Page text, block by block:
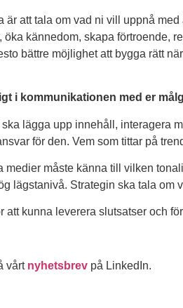
är att tala om vad ni vill uppnå
öka kännedom, skapa förtroende,
bättre möjlighet att bygga rätt
i kommunikationen med er
lägga upp innehåll, interagera
för den. Vem som tittar på
medier måste känna till vilken
lägstanivå. Strategin ska tala
att kunna leverera slutsatser och
vårt nyhetsbrev på LinkedIn.